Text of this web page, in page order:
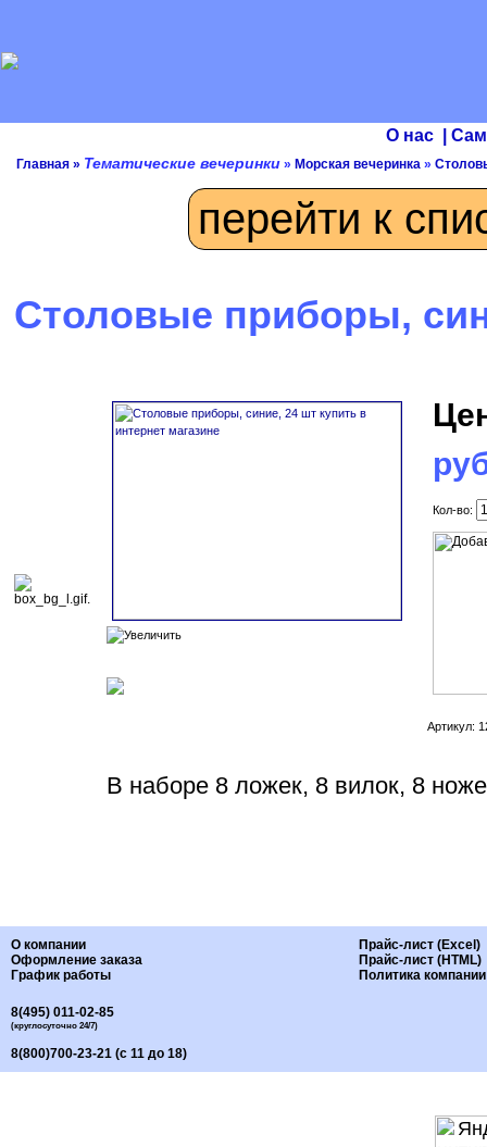
О нас
Главная » Тематические вечеринки » Морская вечеринка »
перейти к
Столовые приборы,
Кол-во:
Артикул:
В наборе 8 ложек, 8 вилок, 8
О компании
Оформление заказа
График работы
Прайс-лист (Excel)
Прайс-лист (HTML)
Политика
8(495) 011-02-85
(круглосуточно 24/7)
8(800)700-23-21 (с 11 до 18)